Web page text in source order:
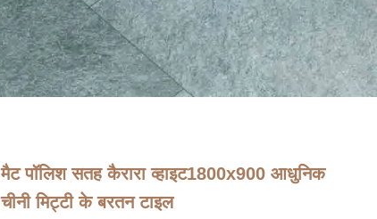
मैट पॉलिश सतह कैरारा व्हाइट1800x900 आधुनिक
चीनी मिट्टी के बरतन टाइल